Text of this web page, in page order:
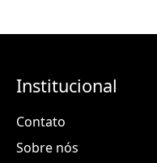
Institucional
Contato
Sobre nós